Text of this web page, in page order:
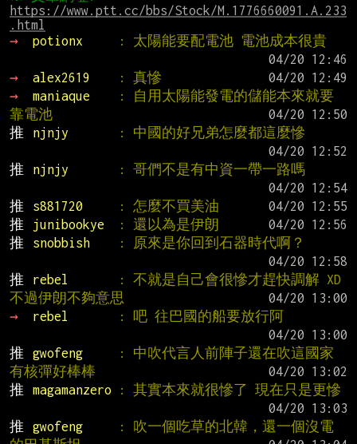
https://www.ptt.cc/bbs/Stock/M.1776660091.A.233
.html
→
potionx
: 太陽能要配電池 電池成本很貴
→
alex2619 : 真慘
→
maniaque
: 自用太陽能發電的儲能本來就要
靠電池
推
njnjy
: 中國的好兄弟怎麼都這麼慘
推
njnjy
: 哥們不是有中資一帶一路嗎
推
s881720 : 怎麼不買美油
推
junibookye : 還以為是伊朗
推
snobbish
: 原來是你回到石器時代啊？
推
rebel
: 不就是自己會很慘才趕快調解 XD
不過伊朗不夠意思
→
rebel
: 吧 往巴國的船要放行阿
推
gwofeng
: 中吹代言人前陣子還在吹這國家
有核彈好棒棒
推
magamanzero
: 其實本來就很慘了 現在只是更慘
推
gwofeng
: 吹一個吃草的北韓，還一個沒電